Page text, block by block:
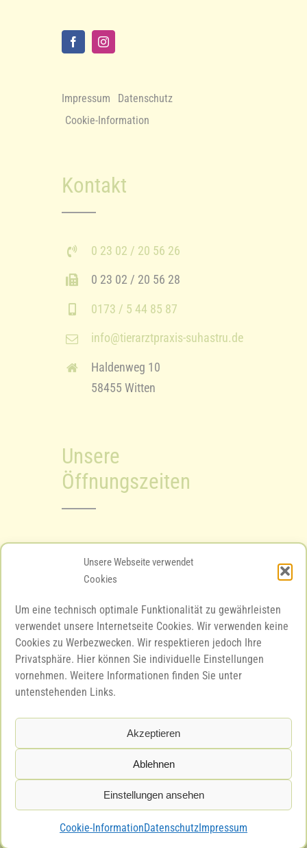
Unsere Webseite verwendet
Cookies
Um eine technisch optimale Funktionalität zu gewährleisten
verwendet unsere Internetseite Cookies. Wir verwenden keine
Cookies zu Werbezwecken. Wir respektieren jedoch Ihre
Privatsphäre. Hier können Sie individuelle Einstellungen
vornehmen. Weitere Informationen finden Sie unter
untenstehenden Links.
Akzeptieren
Ablehnen
Einstellungen ansehen
Cookie-InformationDatenschutzImpressum
Impressum
Datenschutz
Cookie-Information
Kontakt
0 23 02 / 20 56 26
0 23 02 / 20 56 28
0173 / 5 44 85 87
info@tierarztpraxis-suhastru.de
Haldenweg 10
58455 Witten
Unsere
Öffnungszeiten
Mo – Fr 15.00 – 18.00 Uhr
Sa 10.00 – 12.00 Uhr
Unsere Bewertungen
© 2026 | Tierarztpraxis Bogdan Suhastru - Witten